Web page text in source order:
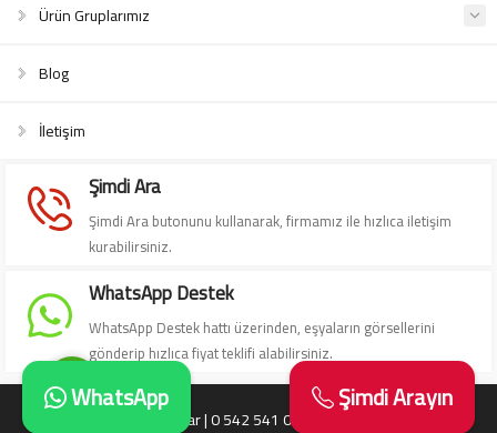
Ürün Gruplarımız
Blog
İletişim
Şimdi Ara
Şimdi Ara butonunu kullanarak, firmamız ile hızlıca iletişim
kurabilirsiniz.
WhatsApp Destek
WhatsApp Destek hattı üzerinden, eşyaların görsellerini
gönderip hızlıca fiyat teklifi alabilirsiniz.
Antika Eşya Alanlar | 0 542 541 06 06 | Antika Alanlar
Cevap Yaz
Şimdi Arayın
WhatsApp